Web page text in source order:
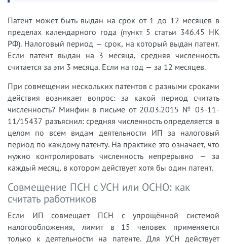
Патент может быть выдан на срок от 1 до 12 месяцев в
пределах календарного года (пункт 5 статьи 346.45 НК
РФ). Налоговый период — срок, на который выдан патент.
Если патент выдан на 3 месяца, средняя численность
считается за эти 3 месяца. Если на год — за 12 месяцев.
При совмещении нескольких патентов с разными сроками
действия возникает вопрос: за какой период считать
численность? Минфин в письме от 20.03.2015 № 03-11-
11/15437 разъяснил: средняя численность определяется в
целом по всем видам деятельности ИП за налоговый
период по каждому патенту. На практике это означает, что
нужно контролировать численность непрерывно — за
каждый месяц, в котором действует хотя бы один патент.
Совмещение ПСН с УСН или ОСНО: как
считать работников
Если ИП совмещает ПСН с упрощённой системой
налогообложения, лимит в 15 человек применяется
только к деятельности на патенте. Для УСН действует